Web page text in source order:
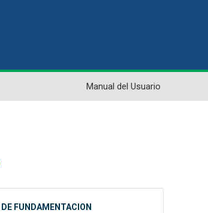
Manual del Usuario
FUNDAMENTACION